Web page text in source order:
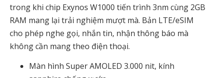
trong khi chip Exynos W1000 tiến trình 3nm cùng 2GB
RAM mang lại trải nghiệm mượt mà. Bản LTE/eSIM
cho phép nghe gọi, nhắn tin, nhận thông báo mà
không cần mang theo điện thoại.
Màn hình Super AMOLED 3.000 nit, kính